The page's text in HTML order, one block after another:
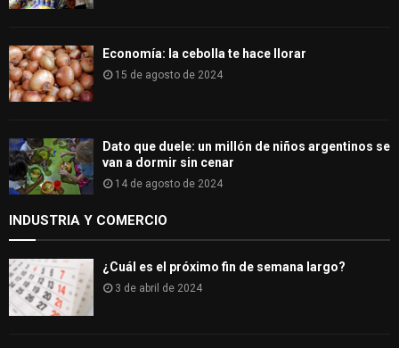
Economía: la cebolla te hace llorar
15 de agosto de 2024
Dato que duele: un millón de niños argentinos se
van a dormir sin cenar
14 de agosto de 2024
INDUSTRIA Y COMERCIO
¿Cuál es el próximo fin de semana largo?
3 de abril de 2024